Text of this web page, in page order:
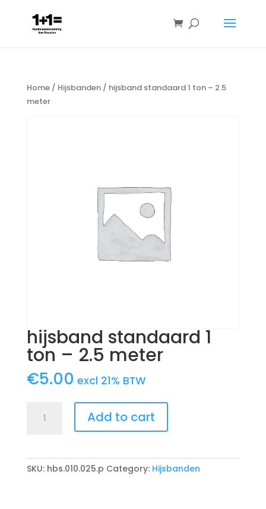
Home/ Hijsbanden/ hijsband standaard 1 ton – 2.5
meter
hijsband standaard 1
ton – 2.5 meter
€5.00 excl 21% BTW
standaard
-
Add to cart
SKU: hbs.010.025.p Category: Hijsbanden